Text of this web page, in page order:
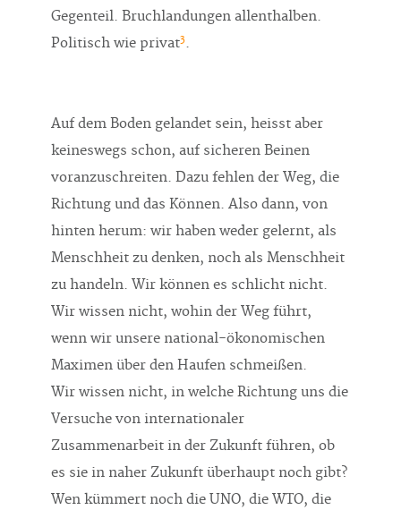
Gegenteil. Bruchlandungen allenthalben.
Politisch wie privat3.
Auf dem Boden gelandet sein, heisst aber
keineswegs schon, auf sicheren Beinen
voranzuschreiten. Dazu fehlen der Weg, die
Richtung und das Können. Also dann, von
hinten herum: wir haben weder gelernt, als
Menschheit zu denken, noch als Menschheit
zu handeln. Wir können es schlicht nicht.
Wir wissen nicht, wohin der Weg führt,
wenn wir unsere national-ökonomischen
Maximen über den Haufen schmeißen.
Wir wissen nicht, in welche Richtung uns die
Versuche von internationaler
Zusammenarbeit in der Zukunft führen, ob
es sie in naher Zukunft überhaupt noch gibt?
Wen kümmert noch die UNO, die WTO, die